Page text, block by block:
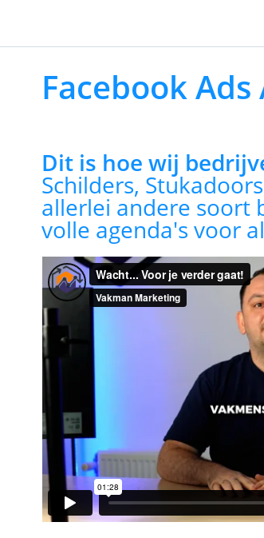
Facebook
Dit is hoe wij
Schilders,
allerlei andere soort
volle agenda's voor